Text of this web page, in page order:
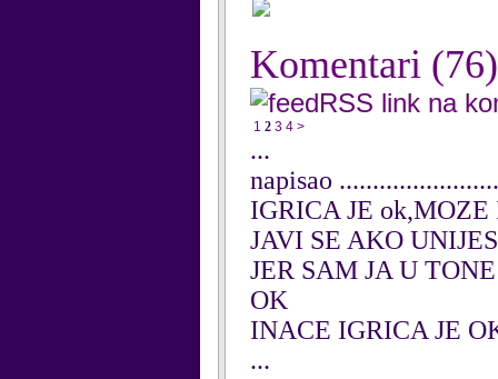
Komentari (76)
RSS link na
1 2 3 4 >
...
napisao
IGRICA JE ok,MOZE
JAVI SE AKO
JER SAM JA U
OK
INACE IGRICA JE
...